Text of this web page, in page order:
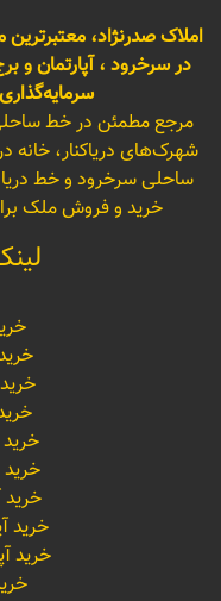
املاک صدرنژاد، معتبرترین
در سرخرود ، آپارتمان و
مرجع مطمئن در خط
شهرک‌های دریاکنار، خانه
ساحلی سرخرود و خط
خرید و فروش ملک
خرید
خرید
خرید
خرید